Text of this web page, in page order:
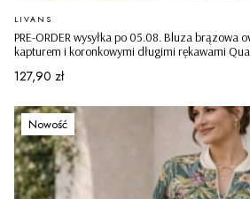
PRE-ORDER wysyłka po 05.08. Bluza brązowa
kapturem i koronkowymi długimi rękawami
PRODUCENT
LIVANS
Cena
127,90 zł
Nowość